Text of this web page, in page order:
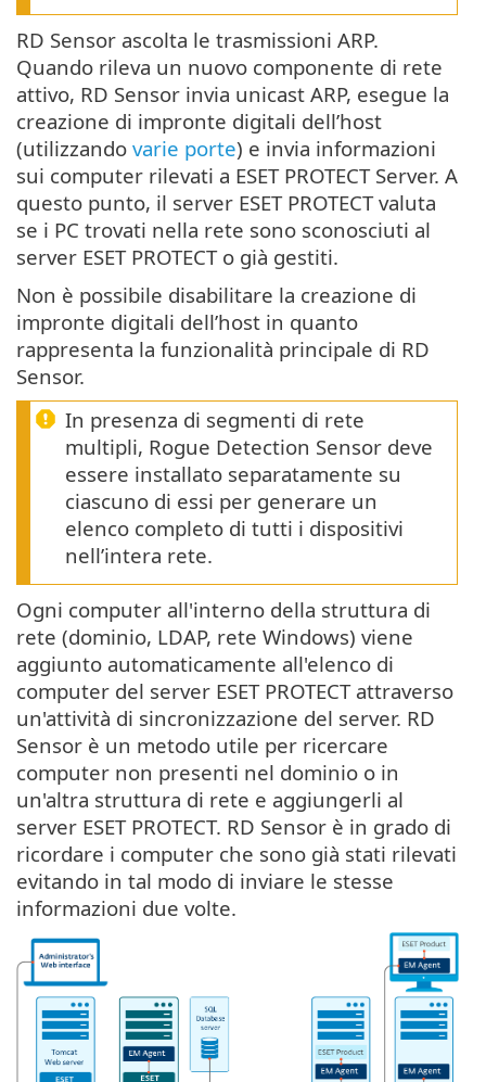
RD Sensor ascolta le trasmissioni ARP.
Quando rileva un nuovo componente di rete
attivo, RD Sensor invia unicast ARP, esegue la
creazione di impronte digitali dell’host
(utilizzando varie porte) e invia informazioni
sui computer rilevati a ESET PROTECT Server. A
questo punto, il server ESET PROTECT valuta
se i PC trovati nella rete sono sconosciuti al
server ESET PROTECT o già gestiti.
Non è possibile disabilitare la creazione di
impronte digitali dell’host in quanto
rappresenta la funzionalità principale di RD
Sensor.
In presenza di segmenti di rete
multipli, Rogue Detection Sensor deve
essere installato separatamente su
ciascuno di essi per generare un
elenco completo di tutti i dispositivi
nell’intera rete.
Ogni computer all'interno della struttura di
rete (dominio, LDAP, rete Windows) viene
aggiunto automaticamente all'elenco di
computer del server ESET PROTECT attraverso
un'attività di sincronizzazione del server. RD
Sensor è un metodo utile per ricercare
computer non presenti nel dominio o in
un'altra struttura di rete e aggiungerli al
server ESET PROTECT. RD Sensor è in grado di
ricordare i computer che sono già stati rilevati
evitando in tal modo di inviare le stesse
informazioni due volte.